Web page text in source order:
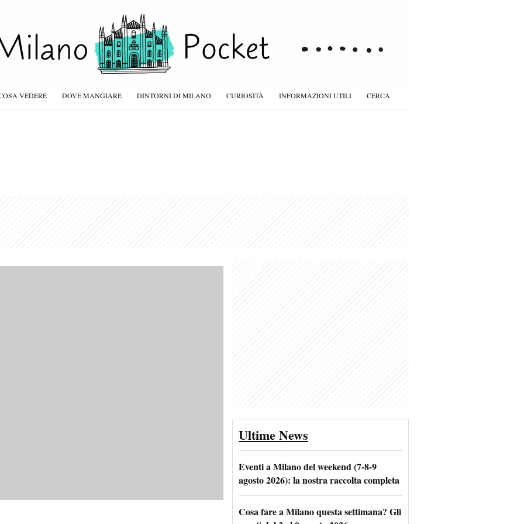
VEDERE DOVE MANGIARE DINTORNI DI MILANO CURIOSITÀ INFORMAZIONI UTILI CERCA
Ultime News
Eventi a Milano del weekend (7-8-9
agosto 2026): la nostra raccolta completa
Cosa fare a Milano questa settimana? Gli